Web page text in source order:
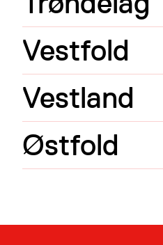
Vestfold
Vestland
Østfold